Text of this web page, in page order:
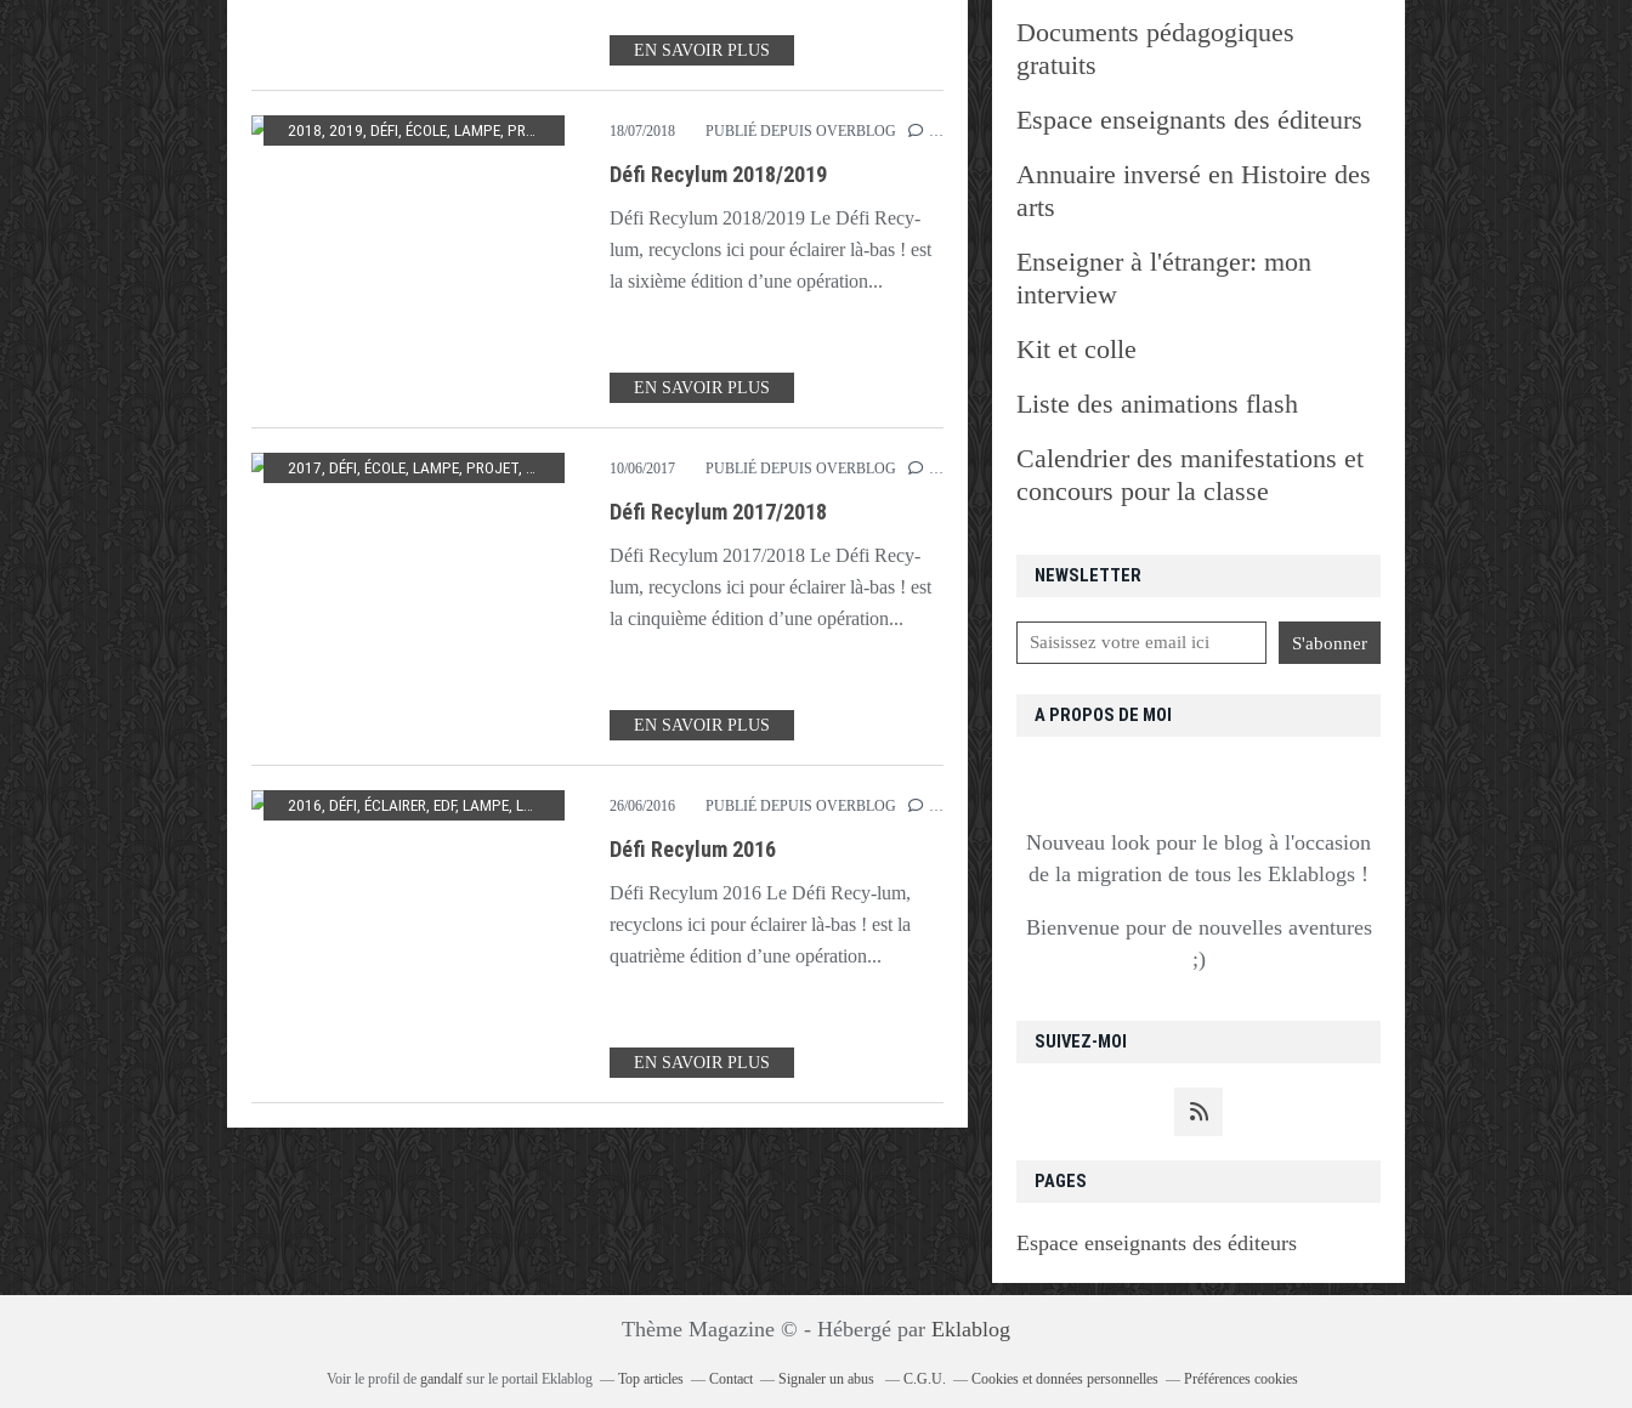
EN SAVOIR PLUS
2018 2019 DÉFI ÉCOLE LAMPE PROJET RECYCLAGE,RECYLUM,SOLIDARITÉ
18/07/2018 PUBLIÉ DEPUIS OVERBLOG
Défi Recylum 2018/2019
Défi Recylum 2018/2019 Le Défi Recy-
lum, recyclons ici pour éclairer là-bas ! est
la sixième édition d’une opération...
EN SAVOIR PLUS
2017 DÉFI ÉCOLE LAMPE PROJET RECYLUM, SOLIDARITÉ
10/06/2017 PUBLIÉ DEPUIS OVERBLOG
Défi Recylum 2017/2018
Défi Recylum 2017/2018 Le Défi Recy-
lum, recyclons ici pour éclairer là-bas ! est
la cinquième édition d’une opération...
EN SAVOIR PLUS
2016 DÉFI ÉCLAIRER EDF, LAMPE LUMIÈRE RECYCLAGE,RECYLUM,SOLIDARITÉ
26/06/2016 PUBLIÉ DEPUIS OVERBLOG
Défi Recylum 2016
Défi Recylum 2016 Le Défi Recy-lum,
recyclons ici pour éclairer là-bas ! est la
quatrième édition d’une opération...
EN SAVOIR PLUS
NEWSLETTER
SUIVEZ-MOI
PAGES
Espace enseignants des éditeurs
Documents pédagogiques
gratuits
Espace enseignants des éditeurs
Annuaire inversé en Histoire des
arts
Enseigner à l'étranger: mon
interview
Kit et colle
Liste des animations flash
Calendrier des manifestations et
concours pour la classe
A PROPOS DE MOI
Nouveau look pour le blog à l'occasion
de la migration de tous les Eklablogs !
Bienvenue pour de nouvelles aventures
;)
Thème Magazine © - Hébergé par Eklablog
Voir le profil de gandalf sur le portail Eklablog Top articles Contact Signaler un abus C.G.U. Cookies et données personnelles Préférences cookies